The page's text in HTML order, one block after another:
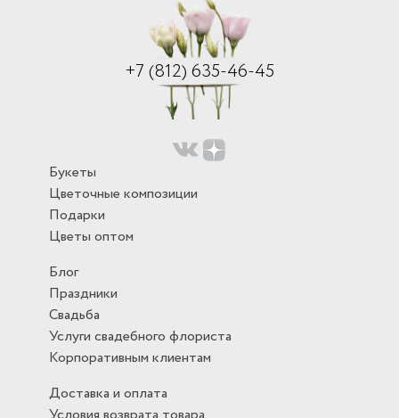
+7 (812) 635-46-45
Букеты
Цветочные композиции
Подарки
Цветы оптом
Блог
Праздники
Свадьба
Услуги свадебного флориста
Корпоративным клиентам
Доставка и оплата